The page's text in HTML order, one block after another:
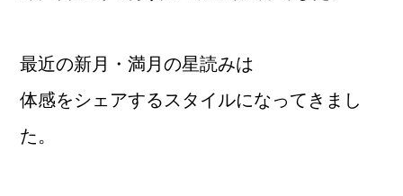
最近の新月・満月の星読みは
体感をシェアするスタイルになってきまし
た。